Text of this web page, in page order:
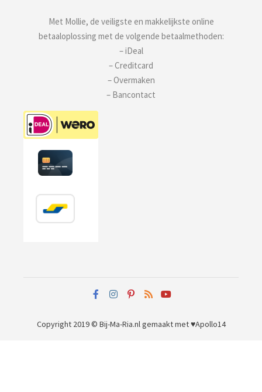
Met Mollie, de veiligste en makkelijkste online
betaaloplossing met de volgende betaalmethoden:
– iDeal
– Creditcard
– Overmaken
– Bancontact
Copyright 2019 © Bij-Ma-Ria.nlgemaakt met ♥Apollo14